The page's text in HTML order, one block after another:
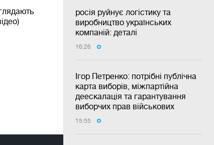
росія руйнує логістику та
виробництво українських
компаній: деталі
16:26
Ігор Петренко: потрібні публічна
карта виборів, міжпартійна
деескалація та гарантування
виборчих прав військових
15:55